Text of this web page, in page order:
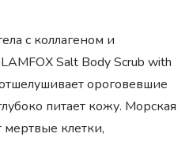
с коллагеном и
Salt Body Scrub with
ороговевшие
питает кожу. Морская
клетки,